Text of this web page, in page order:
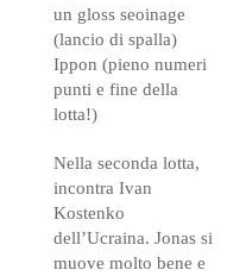
un gloss seoinage
(lancio di spalla)
Ippon (pieno numeri
punti e fine della
lotta!)
Nella seconda lotta,
incontra Ivan
Kostenko
dell’Ucraina. Jonas si
muove molto bene e